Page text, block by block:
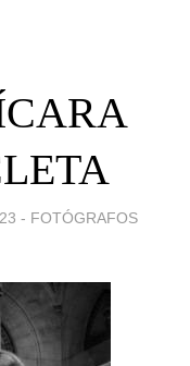
- FOTÓGRAFOS